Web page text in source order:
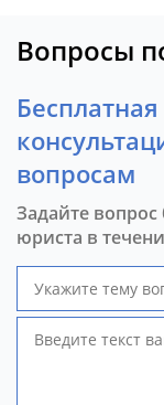
Вопросы
вопросам
Задайте вопрос
юриста в